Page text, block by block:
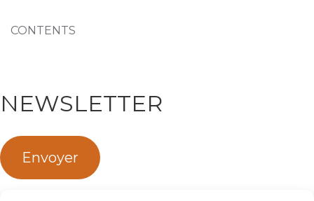
CONTENTS
NEWSLETTER
Envoyer